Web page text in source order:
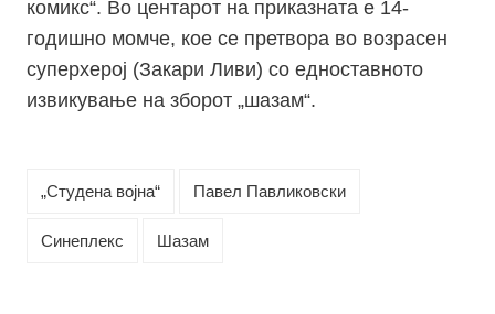
комикс“. Во центарот на приказната е 14-
годишно момче, кое се претвора во возрасен
суперхерој (Закари Ливи) со едноставното
извикување на зборот „шазам“.
„Студена војна“ Павел Павликовски
Синеплекс Шазам